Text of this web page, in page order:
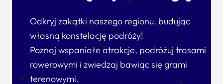
Odkryj zakątki naszego regionu, budując
własną konstelację podróży!
Poznaj wspaniałe atrakcje, podróżuj trasami
rowerowymi i zwiedzaj bawiąc się grami
terenowymi.